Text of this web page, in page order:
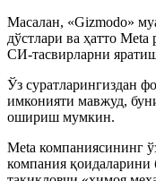
Масалан, «Gizmodo»
дўстлари ва ҳатто
СИ-тасвирларни
Ўз суратларингиздан
имконияти мавжуд,
ошириш мумкин.
Meta компаниясининг
компания қоидаларини